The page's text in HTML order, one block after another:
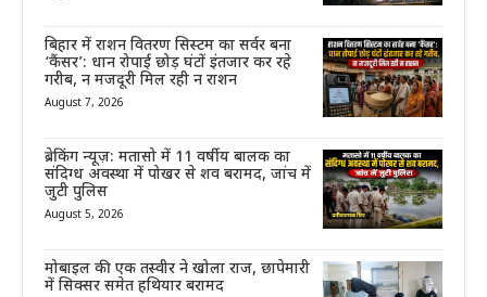
बिहार में राशन वितरण सिस्टम का सर्वर बना
‘कैंसर’: धान रोपाई छोड़ घंटों इंतजार कर रहे
गरीब, न मजदूरी मिल रही न राशन
August 7, 2026
ब्रेकिंग न्यूज़: मतासो में 11 वर्षीय बालक का
संदिग्ध अवस्था में पोखर से शव बरामद, जांच में
जुटी पुलिस
August 5, 2026
मोबाइल की एक तस्वीर ने खोला राज, छापेमारी
में सिक्सर समेत हथियार बरामद